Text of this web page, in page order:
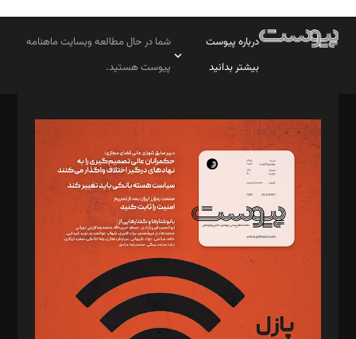
درباره پیوست
بیشتر بدانید
شما در حال مطالعه وبسایت ماهنامه
پیوست هستید.
مدیر مسئول: محمدباقر اثنی‌عشری
سردبیر: مهرک محمودی
دبیر تحریریه: میثم قاسمی
د‌بیر ناداستان: سمانه سمیع
د‌بیر خدمت و تجارت: ابوالفضل رجبی
د‌بیر حقوق فناوری: حسام‌الدین ایپکچی
د‌بیر پیوست جهان: مینا پاکدل
د‌بیر تحریریه آنلاین: بابک نقاش
تحریریه‌: مجتبی محمود‌ی، آرش برهمند، یسنا امان‌پور، سروش کرمیان،
مصطفی مسجدی آرانی، ابوالفضل رجبی، زهرا فکرانه، فائزه فتحی